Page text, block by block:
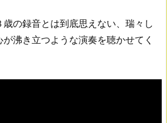
歳の録音とは到底思えない、瑞々し
沸き立つような演奏を聴かせてく